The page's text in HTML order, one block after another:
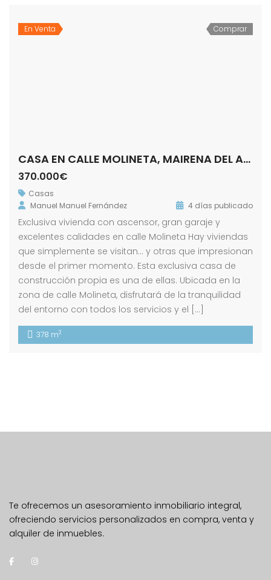
En Venta Comprar
CASA EN CALLE MOLINETA, MAIRENA DEL ALCOR
370.000€
Casas
Manuel Manuel Fernández
4 días publicado
Exclusiva vivienda con ascensor, gran garaje y
excelentes calidades en calle Molineta Hay viviendas
que simplemente se visitan… y otras que impresionan
desde el primer momento. Esta exclusiva casa de
construcción propia es una de ellas. Ubicada en la
zona de calle Molineta, disfrutará de la tranquilidad
del entorno con todos los servicios y el […]
378 m2
Te ofrecemos un asesoramiento inmobiliario integral,
ofreciendo servicios personalizados en compra, venta y
alquiler de inmuebles.